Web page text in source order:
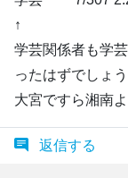
↑
学芸関係者も学
ったはずでしょ
大宮ですら湘南
返信する